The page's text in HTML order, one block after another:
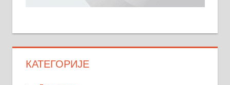
КАТЕГОРИЈЕ